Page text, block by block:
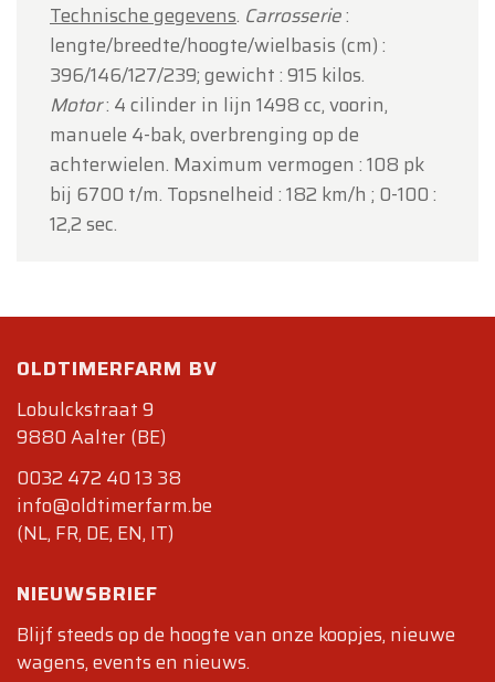
Technische gegevens. Carrosserie:
lengte/breedte/hoogte/wielbasis (cm) :
396/146/127/239; gewicht : 915 kilos.
Motor: 4 cilinder in lijn 1498 cc, voorin,
manuele 4-bak, overbrenging op de
achterwielen. Maximum vermogen : 108 pk
bij 6700 t/m. Topsnelheid : 182 km/h ; 0-100 :
12,2 sec.
OLDTIMERFARM BV
Lobulckstraat 9
9880 Aalter (BE)
0032 472 40 13 38
info@oldtimerfarm.be
(NL, FR, DE, EN, IT)
NIEUWSBRIEF
Blijf steeds op de hoogte van onze koopjes, nieuwe
wagens, events en nieuws.